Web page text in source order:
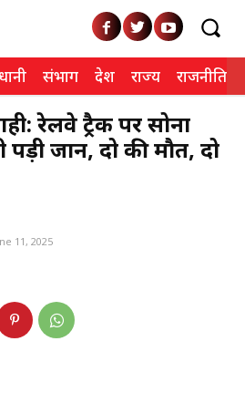
संभाग देश राज्य राजनीति
रेलवे ट्रैक पर सोना
पड़ी जानें, दो की मौत, दो
11, 2025